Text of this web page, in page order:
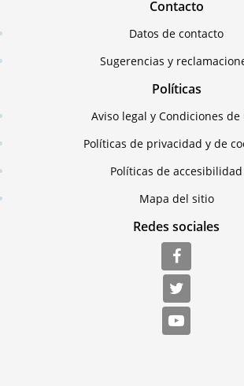
Contacto
Datos de contacto
Sugerencias y
Políticas
Aviso legal y Condiciones de
Políticas de privacidad y de
Políticas de accesibilidad
Mapa del sitio
Redes sociales